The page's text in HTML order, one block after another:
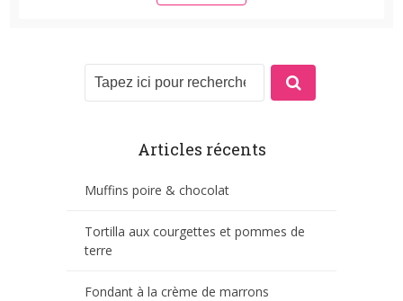
Articles récents
Muffins poire & chocolat
Tortilla aux courgettes et pommes de
terre
Fondant à la crème de marrons